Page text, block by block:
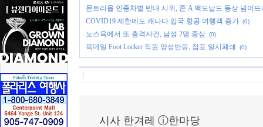
몬트리올 인종차별 반대 시위, 존 A 맥도날드 동상 넘어
COVID19 제한에도 캐나다 입국 항공 여행객 증가 (0)
노스욕에서 또 총격사건, 남성 2명 중상 (0)
욕데일 Foot Locker 직원 양성반응, 점포 일시폐쇄 (0)
시사 한겨레 ⓘ한마당